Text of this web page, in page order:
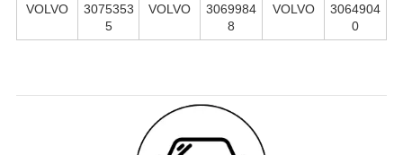
VOLVO
3075353
5
VOLVO
3069984
8
VOLVO
3064904
0